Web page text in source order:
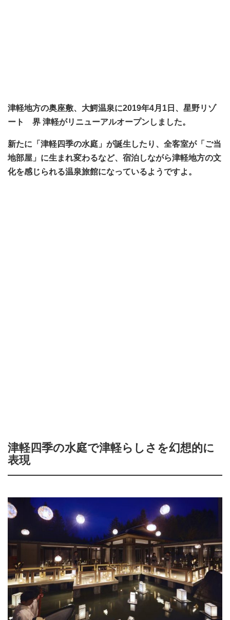
津軽地方の奥座敷、大鰐温泉に2019年4月1日、星野リゾ
ート 界 津軽がリニューアルオープンしました。
新たに「津軽四季の水庭」が誕生したり、全客室が「ご当
地部屋」に生まれ変わるなど、宿泊しながら津軽地方の文
化を感じられる温泉旅館になっているようですよ。
津軽四季の水庭で津軽らしさを幻想的に
表現